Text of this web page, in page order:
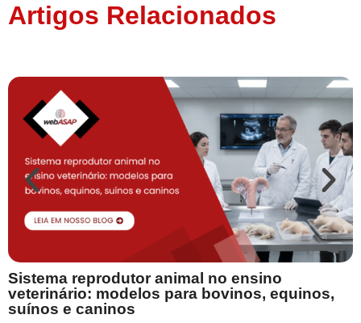
Artigos Relacionados
Sistema reprodutor animal no ensino
veterinário: modelos para bovinos, equinos,
suínos e caninos